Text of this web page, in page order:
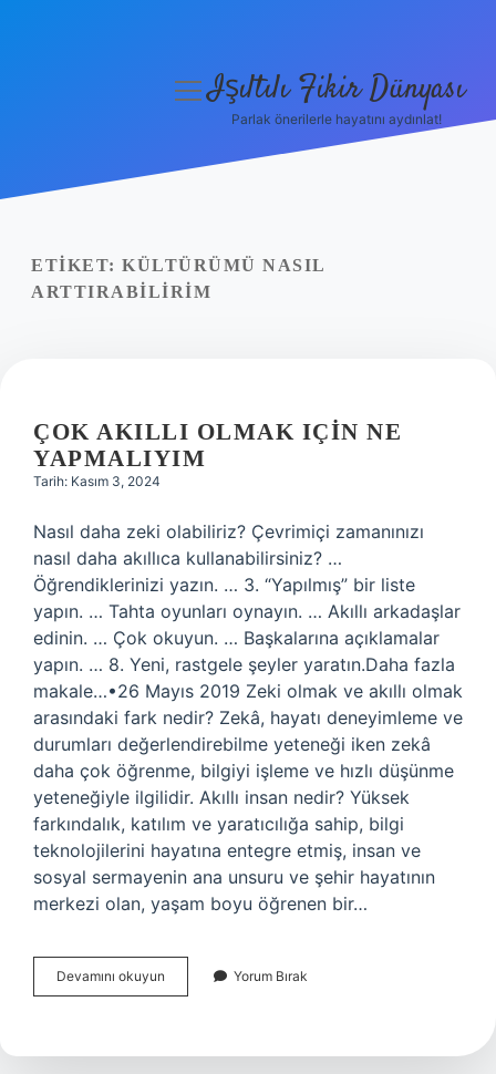
Yasal Uyarı
menüyüIşıltılı Fikir Dünyası
Parlak önerilerle hayatını aydınlat!
ETIKET: KÜLTÜRÜMÜ NASIL
ARTTIRABILIRIM
ÇOK AKILLI OLMAK IÇIN NE
YAPMALIYIM
Tarih: Kasım 3, 2024
Nasıl daha zeki olabiliriz? Çevrimiçi zamanınızı
nasıl daha akıllıca kullanabilirsiniz? …
Öğrendiklerinizi yazın. … 3. “Yapılmış” bir liste
yapın. … Tahta oyunları oynayın. … Akıllı arkadaşlar
edinin. … Çok okuyun. … Başkalarına açıklamalar
yapın. … 8. Yeni, rastgele şeyler yaratın.Daha fazla
makale…•26 Mayıs 2019 Zeki olmak ve akıllı olmak
arasındaki fark nedir? Zekâ, hayatı deneyimleme ve
durumları değerlendirebilme yeteneği iken zekâ
daha çok öğrenme, bilgiyi işleme ve hızlı düşünme
yeteneğiyle ilgilidir. Akıllı insan nedir? Yüksek
farkındalık, katılım ve yaratıcılığa sahip, bilgi
teknolojilerini hayatına entegre etmiş, insan ve
sosyal sermayenin ana unsuru ve şehir hayatının
merkezi olan, yaşam boyu öğrenen bir…
Devamını okuyun
Akıllı
Ne
Yorum Bırak